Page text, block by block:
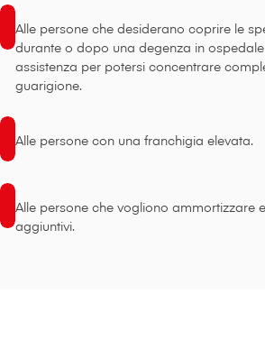
Alle persone che desiderano coprire le
durante o dopo una degenza in
assistenza per potersi concentrare
guarigione.
Alle persone con una franchigia elevata.
Alle persone che vogliono ammortizzare
aggiuntivi.